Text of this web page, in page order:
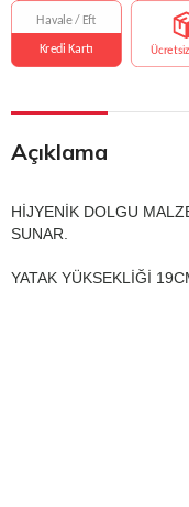
Açıklama
HİJYENİK DOLGU
SUNAR.
YATAK YÜKSEKLİĞİ